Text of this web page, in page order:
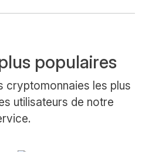
populaires
cryptomonnaies les plus
utilisateurs de notre